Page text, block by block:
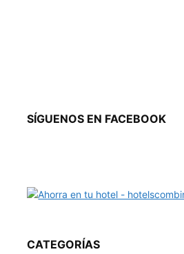
SÍGUENOS EN FACEBOOK
CATEGORÍAS